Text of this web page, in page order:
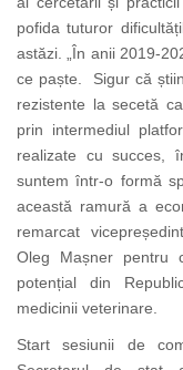
pofida tuturor
astăzi. „În anii 2019-
ce paște. Sigur că
rezistente la secetă
prin intermediul
realizate cu succes,
suntem într-o formă
această ramură a
remarcat
Oleg Mașner pentru
potențial din
medicinii veterinare.
Start sesiunii de